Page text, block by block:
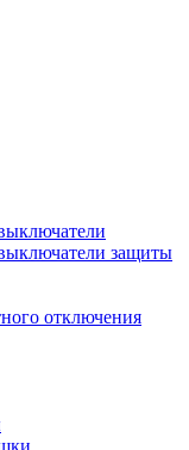
защиты
отключения